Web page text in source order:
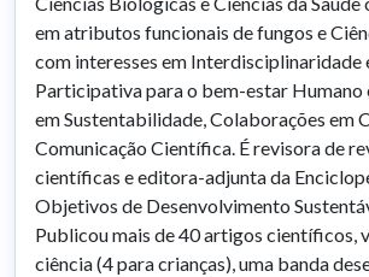
em atributos funcionais de fungos e
com interesses em Interdisciplinaridade
Participativa para o bem-estar Humano
em Sustentabilidade, Colaborações em
Comunicação Científica. É revisora de
científicas e editora-adjunta da
Objetivos de Desenvolvimento
Publicou mais de 40 artigos científicos,
ciência (4 para crianças), uma banda